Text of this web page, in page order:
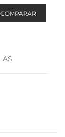
COMPARAR